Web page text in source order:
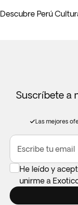
Descubre Perú
Suscríbete a
Las mejores
Escribe tu email
He leído y
unirme a